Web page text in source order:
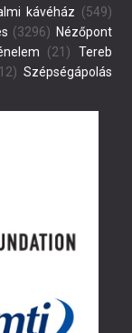
kávéház (549)
(3296) Nézőpont
(21)
Tereb
Szépségápolás